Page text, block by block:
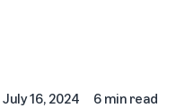
July 16, 2024 6 min read